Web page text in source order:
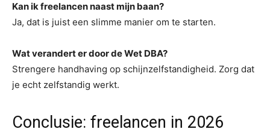
Kan ik freelancen naast mijn baan?
Ja, dat is juist een slimme manier om te starten.
Wat verandert er door de Wet DBA?
Strengere handhaving op schijnzelfstandigheid. Zorg dat
je echt zelfstandig werkt.
Conclusie: freelancen in 2026